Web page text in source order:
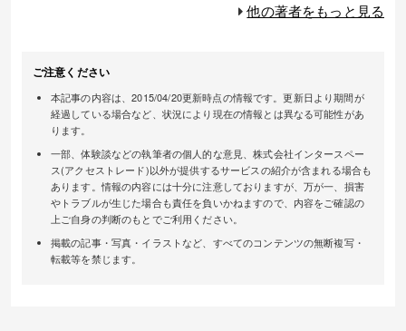
他の著者をもっと見る
ご注意ください
本記事の内容は、2015/04/20更新時点の情報です。更新日より期間が
経過している場合など、状況により現在の情報とは異なる可能性があ
ります。
一部、体験談などの執筆者の個人的な意見、株式会社インタースペー
ス(アクセストレード)以外が提供するサービスの紹介が含まれる場合も
あります。情報の内容には十分に注意しておりますが、万が一、損害
やトラブルが生じた場合も責任を負いかねますので、内容をご確認の
上ご自身の判断のもとでご利用ください。
掲載の記事・写真・イラストなど、すべてのコンテンツの無断複写・
転載等を禁じます。